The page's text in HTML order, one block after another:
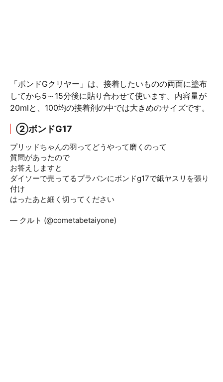
「ボンドGクリヤー」は、接着したいものの両面に塗布
してから5～15分後に貼り合わせて使います。内容量が
20mlと、100均の接着剤の中では大きめのサイズです。
②ボンドG17
プリッドちゃんの羽ってどうやって磨くのって
質問があったので
お答えしますと
ダイソーで売ってるプラバンにボンドg17で紙ヤスリを張り
付け
はったあと細く切ってください
— クルト (@cometabetaiyone)